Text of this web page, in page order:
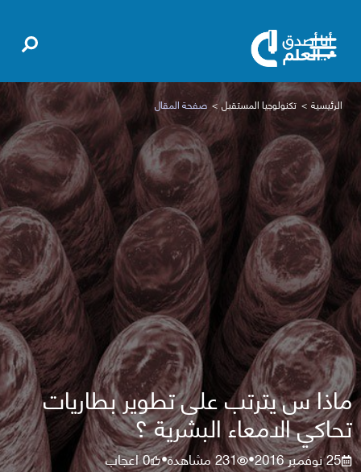
الرئيسية تكنولوجيا المستقبل صفحة المقال
ماذا س يترتب على تطوير بطاريات
تحاكي الامعاء البشرية ؟
25 نوفمبر 2016 •
231مشاهدة•
0اعجاب